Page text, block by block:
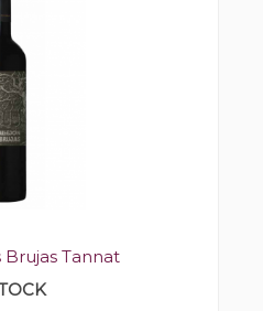
Tannat